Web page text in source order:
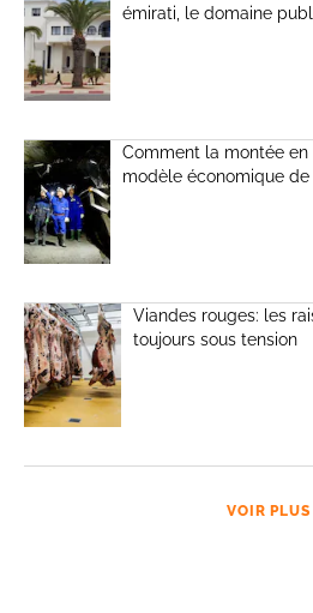
émirati, le domaine
Comment la montée
modèle économique de
Viandes rouges: les
toujours sous tension
VOIR PLUS